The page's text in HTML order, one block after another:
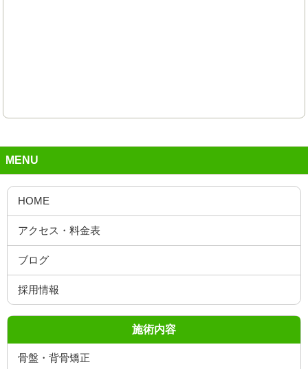
MENU
施術内容
骨盤・背骨矯正